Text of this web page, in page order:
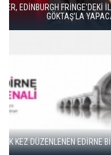
DUENDE
GENÇ SANATÇILAR